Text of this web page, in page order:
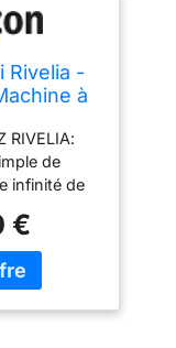
Rivelia -
à
à Lait
8
Écran
Grains
RIVELIA:
de
infinité de
intuitive,
€